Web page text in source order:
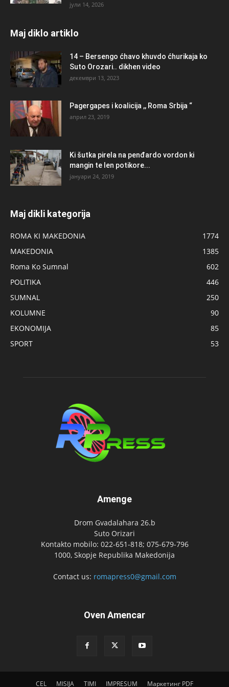
јули 14, 2026
Maj diklo artiklo
14 – Bersengo ćhavo khuvdo ćhurikaja ko
Suto Orozari.. dikhen video
декември 13, 2023
Pagergapes i koalicija ,, Roma Srbija “
април 23, 2019
Ki šutka pirela na penđardo vordon ki
mangin te len potikore...
јануари 24, 2019
Maj dikli kategorija
ROMA KI MAKEDONIA
1774
MAKEDONIA
1385
Roma Ko Sumnal
602
POLITIKA
446
SUMNAL
250
KOLUMNE
90
EKONOMIJA
85
SPORT
53
Amenge
Drom Gvadalahara 26.b
Suto Orizari
Kontakto mobilo: 022-651-818; 075-679-796
1000, Skopje Republika Makedonija
Contact us: romapress0@gmail.com
Oven Amencar
CEL MISIJA TIMI IMPRESUM Маркетинг PDF